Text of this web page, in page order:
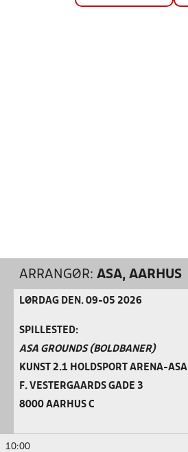
ARRANGØR: ASA, AARHUS
LØRDAG DEN. 09-05 2026
SPILLESTED:
ASA GROUNDS (BOLDBANER)
KUNST 2.1 HOLDSPORT ARENA-ASA
F. VESTERGAARDS GADE 3
8000 AARHUS C
10:00